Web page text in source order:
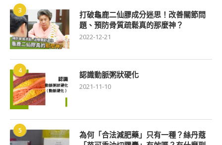
3
打破龜鹿二仙膠成分迷思！改善關節問
題、預防骨質疏鬆真的那麼神？
2022-12-21
4 認識動脈粥狀硬化
2021-11-10
5
為何「合法減肥藥」只有一種？絲丹蔻